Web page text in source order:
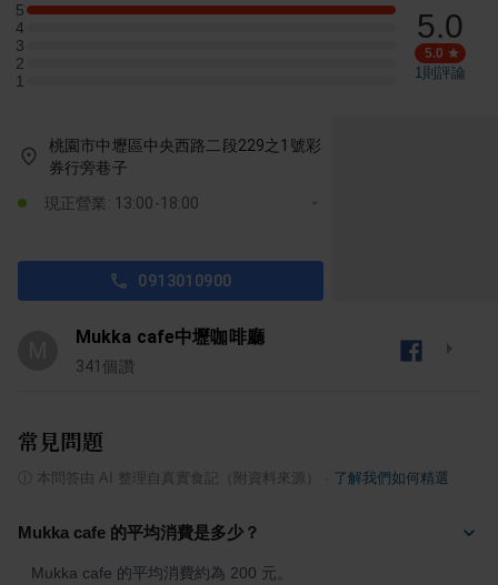
5
5 星：1 則評論
4
4 星：0 則評論
3
3 星：0 則評論
2
2 星：0 則評論
1
1 星：0 則評論
5.0
5.0
1則評論
桃園市中壢區中央西路二段229之1號彩
券行旁巷子
現正營業: 13:00-18:00
0913010900
Mukka cafe中壢咖啡廳
341 個讚
常見問題
本問答由 AI 整理自真實食記（附資料來源） 了解我們如何精選
Mukka cafe 的平均消費是多少？
Mukka cafe 的平均消費約為 200 元。